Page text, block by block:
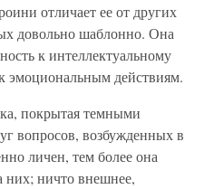
отличает ее от других
довольно шаблонно. Она
к интеллектуальному
эмоциональным действиям.
покрытая темными
вопросов, возбужденных в
личен, тем более она
них; ничто внешнее,